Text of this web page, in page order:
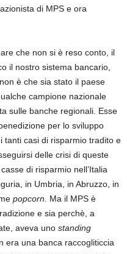
di MPS e ora
che non si è reso conto, il
il nostro sistema bancario,
è che sia stato il paese
campione nazionale
sulle banche regionali. Esse
per lo sviluppo
tanti casi di risparmio tradito e
delle crisi di queste
di risparmio nell’Italia
in Umbria, in Abruzzo, in
popcorn. Ma il MPS è
e sia perchè, a
aveva uno standing
era una banca raccogliticcia